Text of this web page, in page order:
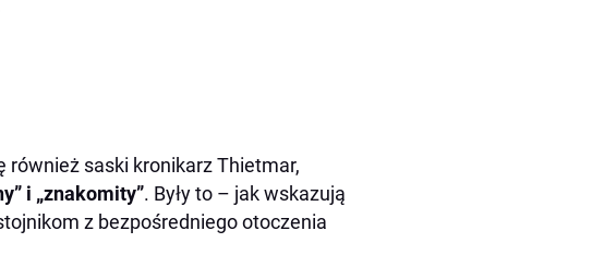
również saski kronikarz Thietmar,
i „znakomity”. Były to – jak wskazują
z bezpośredniego otoczenia